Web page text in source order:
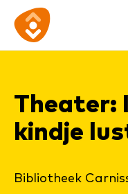
direct
content
direct
footer
Ga
naar
The­a­ter:
kind­je
Bibliotheek